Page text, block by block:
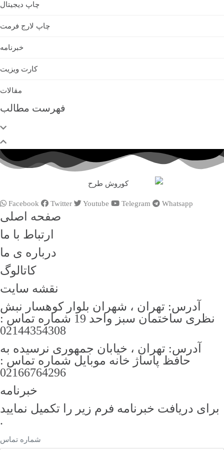
چاپ دیجیتال
چاپ لارج فرمت
خبرنامه
کارت ویزیت
مقالات
فهرست مطالب
Facebook Twitter Youtube Telegram Whatsapp
صفحه اصلی
ارتباط با ما
درباره ی ما
کاتالوگ
نقشه سایت
آدرس: تهران ، شهران بلوار کوهسار نبش
نظری ساختمان سبز واحد 19 شماره تماس :
02144354308
آدرس: تهران ، خیابان جمهوری نرسیده به
حافظ پاساژ خانه موبایل شماره تماس :
02166764296
خبرنامه
دریافت خبرنامه فرم زیر را تکمیل نمایید
شماره تماس